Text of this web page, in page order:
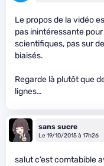
Le propos de la vidéo
pas inintéressante
scientifiques, pas sur
biaisés.
Regarde là plutôt que
lignes…
sans sucre
Le 19/10/2015 à 17h26
salut c’est comtabible